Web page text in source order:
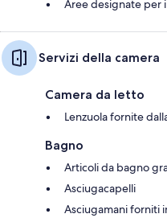
Aree designate per
Servizi della camera
Camera da letto
Lenzuola fornite
Bagno
Articoli da bagno
Asciugacapelli
Asciugamani forniti